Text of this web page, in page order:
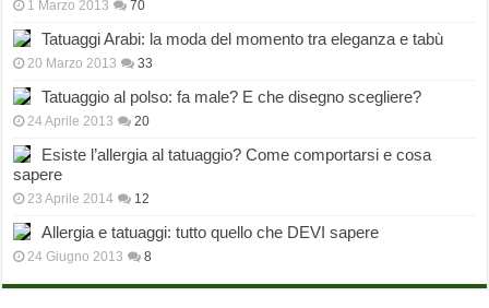
1 Marzo 2013 70
Tatuaggi Arabi: la moda del momento tra eleganza e tabù
20 Marzo 2013 33
Tatuaggio al polso: fa male? E che disegno scegliere?
24 Aprile 2013 20
Esiste l’allergia al tatuaggio? Come comportarsi e cosa
sapere
23 Aprile 2014 12
Allergia e tatuaggi: tutto quello che DEVI sapere
24 Giugno 2013 8